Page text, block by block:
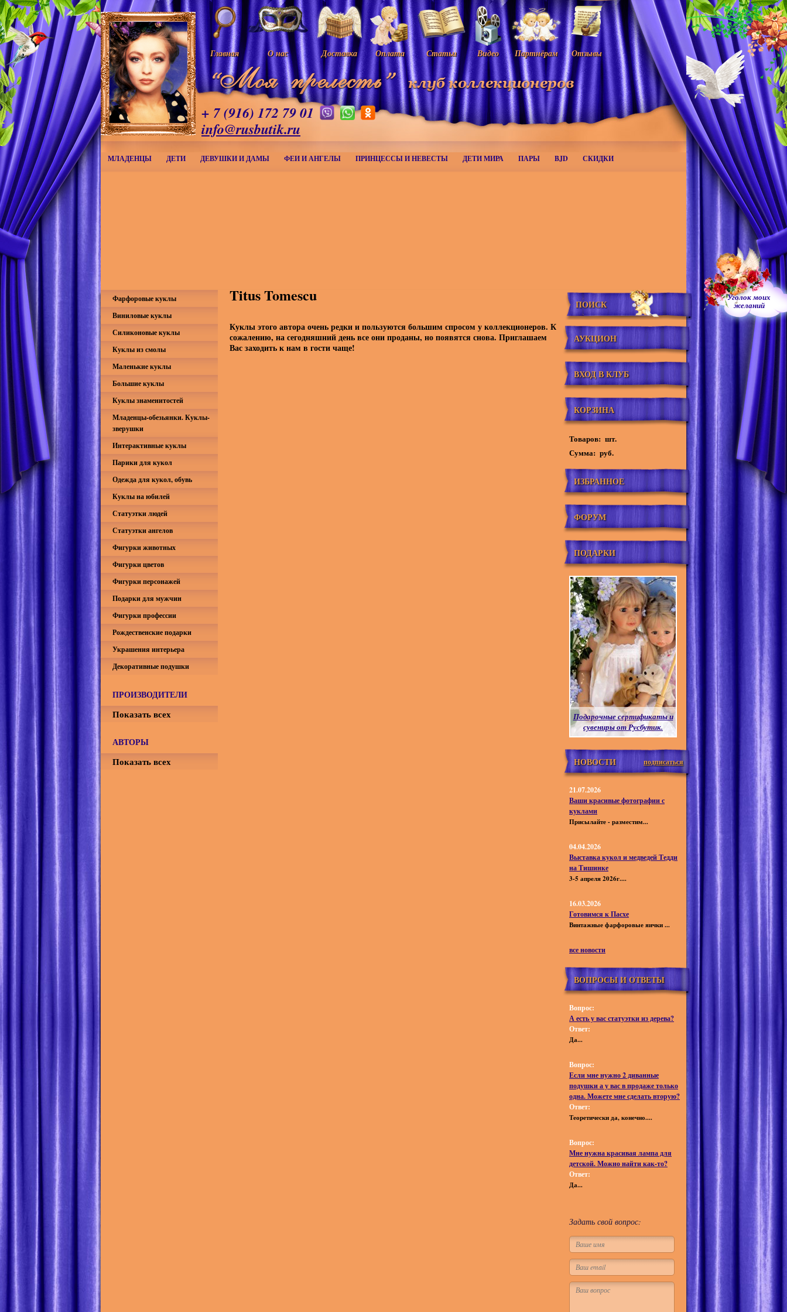
Главная О нас Доставка Оплата Статьи Видео Партнёрам Отзывы
+ 7 (916) 172 79 01
info@rusbutik.ru
МЛАДЕНЦЫ ДЕТИ ДЕВУШКИ И ДАМЫ ФЕИ И АНГЕЛЫ ПРИНЦЕССЫ И НЕВЕСТЫ ДЕТИ МИРА ПАРЫ BJD СКИДКИ
Уголок моих
желаний
Titus Tomescu
Куклы этого автора очень редки и пользуются большим спросом у коллекционеров. К
сожалению, на сегодняшний день все они проданы, но появятся снова. Приглашаем
Вас заходить к нам в гости чаще!
Фарфоровые куклы
Виниловые куклы
Силиконовые куклы
Куклы из смолы
Маленькие куклы
Большие куклы
Куклы знаменитостей
Младенцы-обезьянки. Куклы-
зверушки
Интерактивные куклы
Парики для кукол
Одежда для кукол, обувь
Куклы на юбилей
Статуэтки людей
Статуэтки ангелов
Фигурки животных
Фигурки цветов
Фигурки персонажей
Подарки для мужчин
Фигурки профессии
Рождественские подарки
Украшения интерьера
Декоративные подушки
ПРОИЗВОДИТЕЛИ
Показать всех
АВТОРЫ
Показать всех
ПОИСК
АУКЦИОН
ВХОД В КЛУБ
КОРЗИНА
Товаров: шт.
Сумма: руб.
ИЗБРАННОЕ
ФОРУМ
ПОДАРКИ
Подарочные сертификаты и
сувениры от Русбутик.
НОВОСТИ подписаться
21.07.2026
Ваши красивые фотографии с
куклами
Присылайте - разместим...
04.04.2026
Выставка кукол и медведей Тедди
на Тишинке
3-5 апреля 2026г....
16.03.2026
Готовимся к Пасхе
Винтажные фарфоровые яички ...
все новости
ВОПРОСЫ И ОТВЕТЫ
Вопрос:
А есть у вас статуэтки из дерева?
Ответ:
Да...
Вопрос:
Если мне нужно 2 диванные
подушки а у вас в продаже только
одна. Можете мне сделать вторую?
Ответ:
Теоретически да, конечно....
Вопрос:
Мне нужна красивая лампа для
детской. Можно найти как-то?
Ответ:
Да...
Задать свой вопрос: